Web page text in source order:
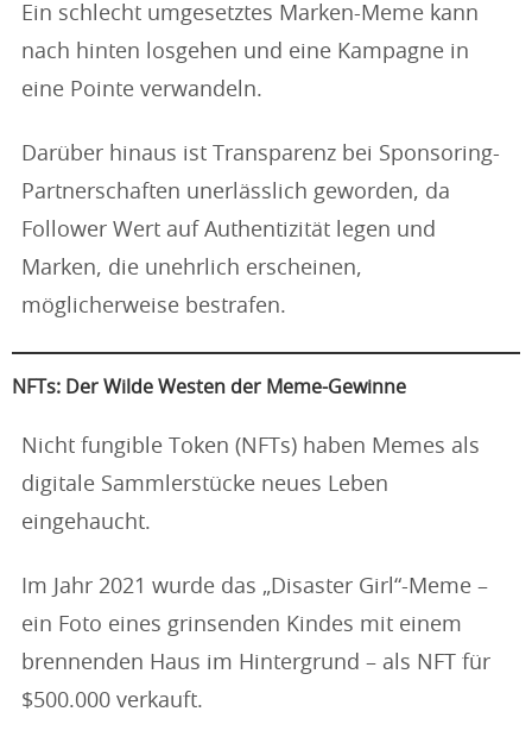
Ein schlecht umgesetztes Marken-Meme kann
nach hinten losgehen und eine Kampagne in
eine Pointe verwandeln.
Darüber hinaus ist Transparenz bei Sponsoring-
Partnerschaften unerlässlich geworden, da
Follower Wert auf Authentizität legen und
Marken, die unehrlich erscheinen,
möglicherweise bestrafen.
NFTs: Der Wilde Westen der Meme-Gewinne
Nicht fungible Token (NFTs) haben Memes als
digitale Sammlerstücke neues Leben
eingehaucht.
Im Jahr 2021 wurde das „Disaster Girl“-Meme –
ein Foto eines grinsenden Kindes mit einem
brennenden Haus im Hintergrund – als NFT für
$500.000 verkauft.